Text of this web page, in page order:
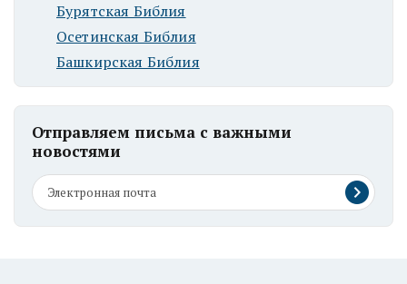
Бурятская Библия
Осетинская Библия
Башкирская Библия
Отправляем письма с важными
новостями